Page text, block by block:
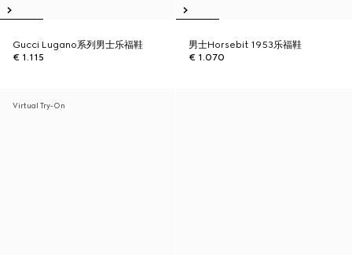
Gucci Lugano系列男士乐福鞋
€ 1.115
男士Horsebit 1953乐福鞋
€ 1.070
Virtual Try-On